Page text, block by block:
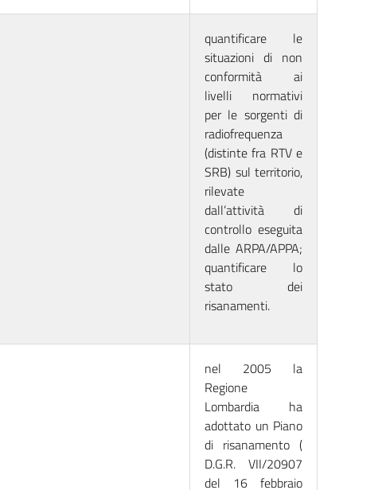
quantificare le
situazioni di non
conformità ai
livelli normativi
per le sorgenti di
radiofrequenza
(distinte fra RTV e
SRB) sul territorio,
rilevate
dall’attività di
controllo eseguita
dalle ARPA/APPA;
quantificare lo
stato dei
risanamenti.
nel 2005 la
Regione
Lombardia ha
adottato un Piano
di risanamento (
D.G.R. VII/20907
del 16 febbraio